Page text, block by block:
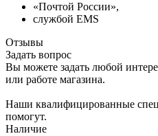
«Почтой России»,
службой EMS
Отзывы
Задать вопрос
Вы можете задать любой
или работе магазина.
Наши квалифицированные
помогут.
Наличие